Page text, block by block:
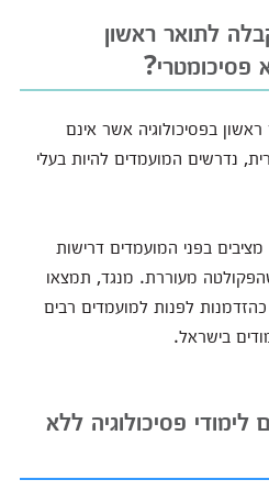
לתואר ראשון
פסיכומטרי?
בפסיכולוגיה אשר אינם
נדרשים המועמדים להיות בעלי
מציבים בפני המועמדים דרישות
מעוררת. מנגד, תמצאו
לפנות למועמדים רבים
בישראל.
פסיכולוגיה ללא